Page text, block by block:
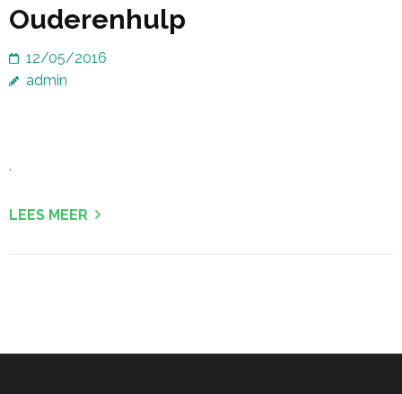
Ouderenhulp
12/05/2016
admin
.
LEES MEER